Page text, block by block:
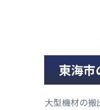
東海市
大型機材の